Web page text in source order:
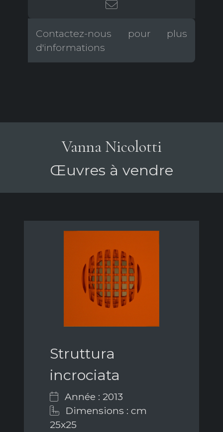
Contactez-nous pour plus
d'informations
Vanna Nicolotti
Œuvres à vendre
Struttura
incrociata
Année : 2013
Dimensions : cm
25x25